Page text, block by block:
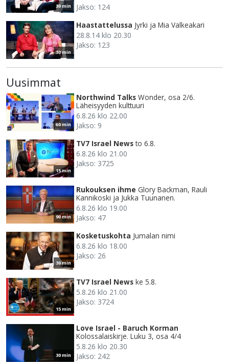
30 min
Jakso: 124
30 min
Haastattelussa Jyrki ja Mia Valkeakari
28.8.14 klo 20.30
Jakso: 123
Uusimmat
60 min
Northwind Talks Wonder, osa 2/6.
Läheisyyden kulttuuri
6.8.26 klo 22.00
Jakso: 9
15 min
TV7 Israel News to 6.8.
6.8.26 klo 21.00
Jakso: 3725
90 min
Rukouksen ihme Glory Backman, Rauli
Kannikoski ja Jukka Tuunanen.
6.8.26 klo 19.00
Jakso: 47
30 min
Kosketuskohta Jumalan nimi
6.8.26 klo 18.00
Jakso: 26
15 min
TV7 Israel News ke 5.8.
5.8.26 klo 21.00
Jakso: 3724
30 min
Love Israel - Baruch Korman
Kolossalaiskirje. Luku 3, osa 4/4
5.8.26 klo 20.30
Jakso: 242